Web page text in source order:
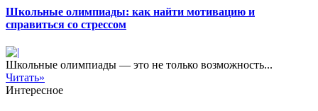
Школьные олимпиады: как найти мотивацию и
справиться со стрессом
Школьные олимпиады — это не только возможность...
Читать»
Интересное